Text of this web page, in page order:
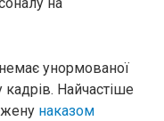
унормованої
Найчастіше
наказом